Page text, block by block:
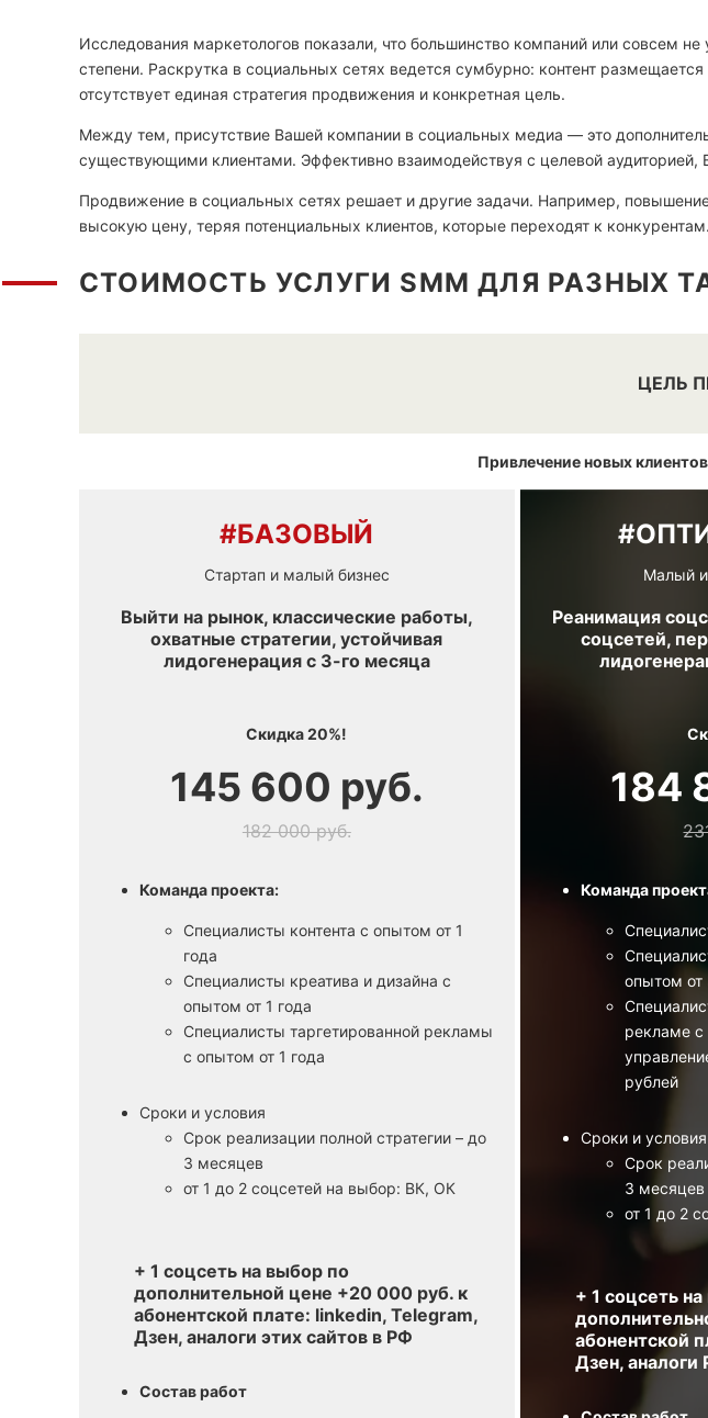
Исследования маркетологов показали, что большинство компаний или совсем
степени. Раскрутка в социальных сетях ведется сумбурно: контент
отсутствует единая стратегия продвижения и конкретная цель.
Между тем, присутствие Вашей компании в социальных медиа — это
существующими клиентами. Эффективно взаимодействуя с целевой аудиторией,
Продвижение в социальных сетях решает и другие задачи. Например,
высокую цену, теряя потенциальных клиентов, которые переходят к конкурентам.
СТОИМОСТЬ УСЛУГИ SMM ДЛЯ РАЗНЫХ
ЦЕЛЬ
Привлечение новых
#БАЗОВЫЙ
Стартап и малый бизнес
Выйти на рынок, классические работы,
охватные стратегии, устойчивая
лидогенерация с 3-го месяца
Скидка 20%!
145 600 руб.
182 000 руб.
Команда проекта:
Специалисты контента с опытом от 1
года
Специалисты креатива и дизайна с
опытом от 1 года
Специалисты таргетированной рекламы
с опытом от 1 года
Сроки и условия
Срок реализации полной стратегии – до
3 месяцев
от 1 до 2 соцсетей на выбор: ВК, ОК
+ 1 соцсеть на выбор по
дополнительной цене +20 000 руб. к
абонентской плате: linkedin, Telegram,
Дзен, аналоги этих сайтов в РФ
Состав работ
Малый и
Реанимация
соцсетей,
184
Команда
опытом от
рекламе с
рублей
Сроки и условия
Срок
3 месяцев
от 1 до 2
+ 1 соцсеть
абонентской
Дзен, аналоги